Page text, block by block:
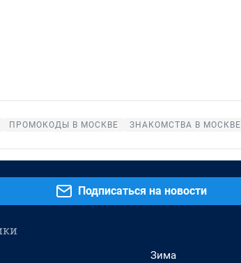
ПРОМОКОДЫ В МОСКВЕ ЗНАКОМСТВА В МОСКВЕ
Подписаться на новости
Зима